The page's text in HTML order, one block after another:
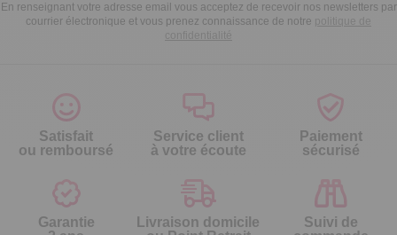
En renseignant votre adresse email vous acceptez de recevoir nos newsletters par
courrier électronique et vous prenez connaissance de notre politique de
confidentialité
Satisfait
ou remboursé
Service client
à votre écoute
Paiement
sécurisé
Garantie
Livraison domicile
Suivi de